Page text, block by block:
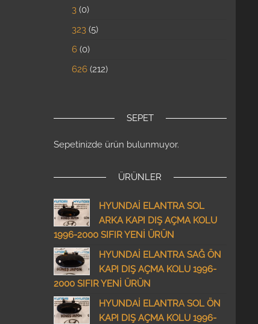
3 0
323 5
6 0
626 212
SEPET
Sepetinizde ürün bulunmuyor.
ÜRÜNLER
HYUNDAİ ELANTRA SOL
ARKA KAPI DIŞ AÇMA KOLU
1996-2000 SIFIR YENİ ÜRÜN
HYUNDAİ ELANTRA SAĞ ÖN
KAPI DIŞ AÇMA KOLU 1996-
2000 SIFIR YENİ ÜRÜN
HYUNDAİ ELANTRA SOL ÖN
KAPI DIŞ AÇMA KOLU 1996-